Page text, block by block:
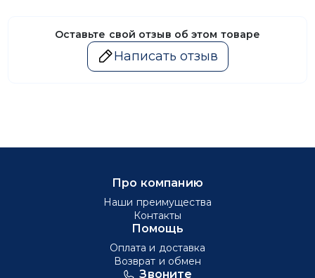
Оставьте свой отзыв об этом товаре
Написать отзыв
Звоните
Про компанию
Наши преимущества
Контакты
Помощь
Оплата и доставка
Возврат и обмен